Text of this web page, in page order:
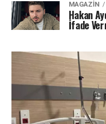
MAGAZIN
Hakan
İfade